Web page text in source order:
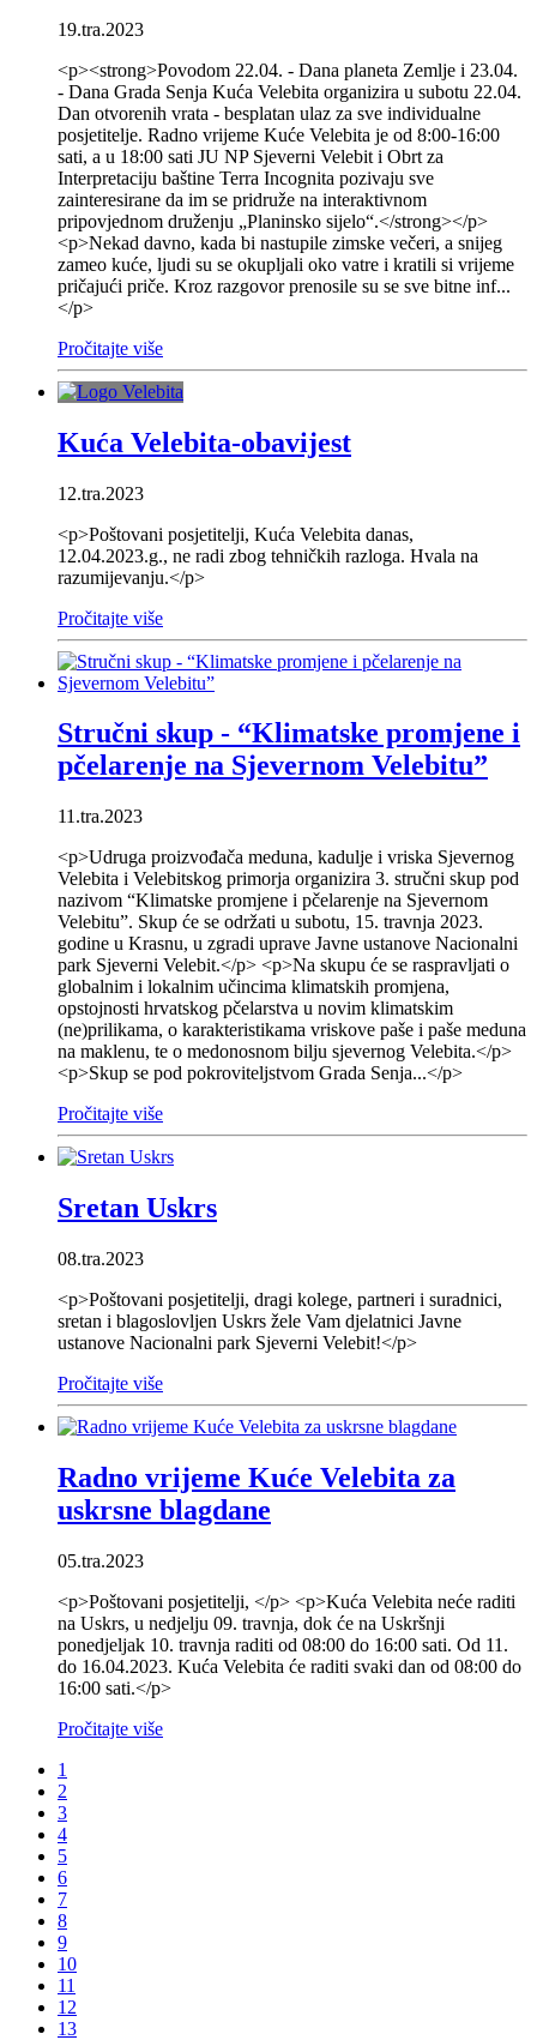
19.tra.2023
<p><strong>Povodom 22.04. - Dana planeta Zemlje i 23.04.
- Dana Grada Senja Kuća Velebita organizira u subotu 22.04.
Dan otvorenih vrata - besplatan ulaz za sve individualne
posjetitelje. Radno vrijeme Kuće Velebita je od 8:00-16:00
sati, a u 18:00 sati JU NP Sjeverni Velebit i Obrt za
Interpretaciju baštine Terra Incognita pozivaju sve
zainteresirane da im se pridruže na interaktivnom
pripovjednom druženju „Planinsko sijelo“.</strong></p>
<p>Nekad davno, kada bi nastupile zimske večeri, a snijeg
zameo kuće, ljudi su se okupljali oko vatre i kratili si vrijeme
pričajući priče. Kroz razgovor prenosile su se sve bitne inf...
</p>
Pročitajte više
Kuća Velebita-obavijest
12.tra.2023
<p>Poštovani posjetitelji, Kuća Velebita danas,
12.04.2023.g., ne radi zbog tehničkih razloga. Hvala na
razumijevanju.</p>
Pročitajte više
Stručni skup - “Klimatske promjene i
pčelarenje na Sjevernom Velebitu”
11.tra.2023
<p>Udruga proizvođača meduna, kadulje i vriska Sjevernog
Velebita i Velebitskog primorja organizira 3. stručni skup pod
nazivom “Klimatske promjene i pčelarenje na Sjevernom
Velebitu”. Skup će se održati u subotu, 15. travnja 2023.
godine u Krasnu, u zgradi uprave Javne ustanove Nacionalni
park Sjeverni Velebit.</p> <p>Na skupu će se raspravljati o
globalnim i lokalnim učincima klimatskih promjena,
opstojnosti hrvatskog pčelarstva u novim klimatskim
(ne)prilikama, o karakteristikama vriskove paše i paše meduna
na maklenu, te o medonosnom bilju sjevernog Velebita.</p>
<p>Skup se pod pokroviteljstvom Grada Senja...</p>
Pročitajte više
Sretan Uskrs
08.tra.2023
<p>Poštovani posjetitelji, dragi kolege, partneri i suradnici,
sretan i blagoslovljen Uskrs žele Vam djelatnici Javne
ustanove Nacionalni park Sjeverni Velebit!</p>
Pročitajte više
Radno vrijeme Kuće Velebita za
uskrsne blagdane
05.tra.2023
<p>Poštovani posjetitelji, </p> <p>Kuća Velebita neće raditi
na Uskrs, u nedjelju 09. travnja, dok će na Uskršnji
ponedjeljak 10. travnja raditi od 08:00 do 16:00 sati. Od 11.
do 16.04.2023. Kuća Velebita će raditi svaki dan od 08:00 do
16:00 sati.</p>
Pročitajte više
1
2
3
4
5
6
7
8
9
10
11
12
13